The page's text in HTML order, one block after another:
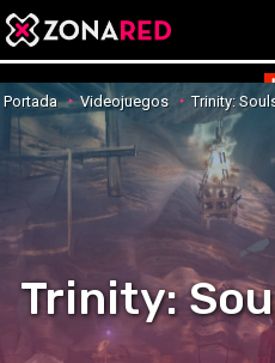
{literal}
HOME
NOTICIAS
OPINIÓN
AVANCES
Portada Videojuegos Trinity:
Trinity: